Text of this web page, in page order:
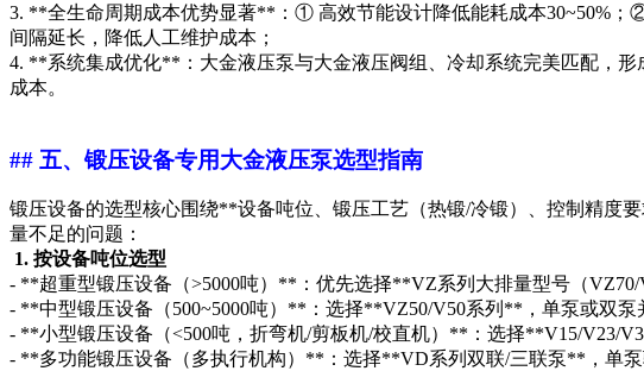
3. **全生命周期成本优势显著**：① 高效节能设计降低能耗成本30~50%
间隔延长，降低人工维护成本；
4. **系统集成优化**：大金液压泵与大金液压阀组、冷却系统完美匹配，
成本。
## 五、锻压设备专用大金液压泵选型指南
锻压设备的选型核心围绕**设备吨位、锻压工艺（热锻/冷锻）、控制精度
量不足的问题：
1. 按设备吨位选型
- **超重型锻压设备（>5000吨）**：优先选择**VZ系列大排量型号（
- **中型锻压设备（500~5000吨）**：选择**VZ50/V50系列**，单泵或双泵
- **小型锻压设备（<500吨，折弯机/剪板机/校直机）**：选择**V15/V23/
- **多功能锻压设备（多执行机构）**：选择**VD系列双联/三联泵**，单泵